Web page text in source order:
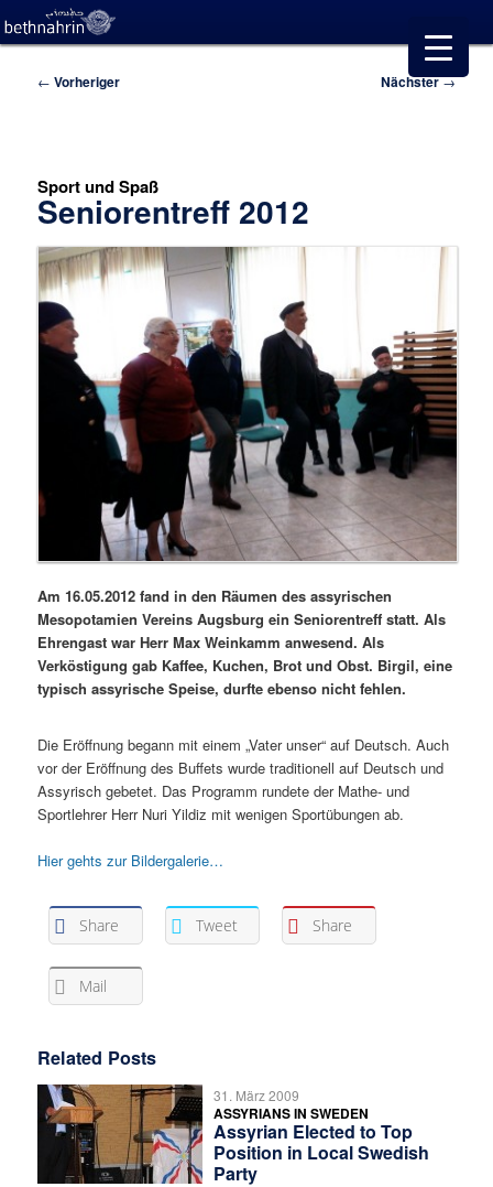
Beitragsnavigation
← Vorheriger Nächster→
Sport und Spaß
Seniorentreff 2012
Am 16.05.2012 fand in den Räumen des assyrischen
Mesopotamien Vereins Augsburg ein Seniorentreff statt. Als
Ehrengast war Herr Max Weinkamm anwesend. Als
Verköstigung gab Kaffee, Kuchen, Brot und Obst. Birgil, eine
typisch assyrische Speise, durfte ebenso nicht fehlen.
Die Eröffnung begann mit einem „Vater unser“ auf Deutsch. Auch
vor der Eröffnung des Buffets wurde traditionell auf Deutsch und
Assyrisch gebetet. Das Programm rundete der Mathe- und
Sportlehrer Herr Nuri Yildiz mit wenigen Sportübungen ab.
Hier gehts zur Bildergalerie…
Share Tweet Share
Mail
Related Posts
31. März 2009
ASSYRIANS IN SWEDEN
Assyrian Elected to Top
Position in Local Swedish
Party